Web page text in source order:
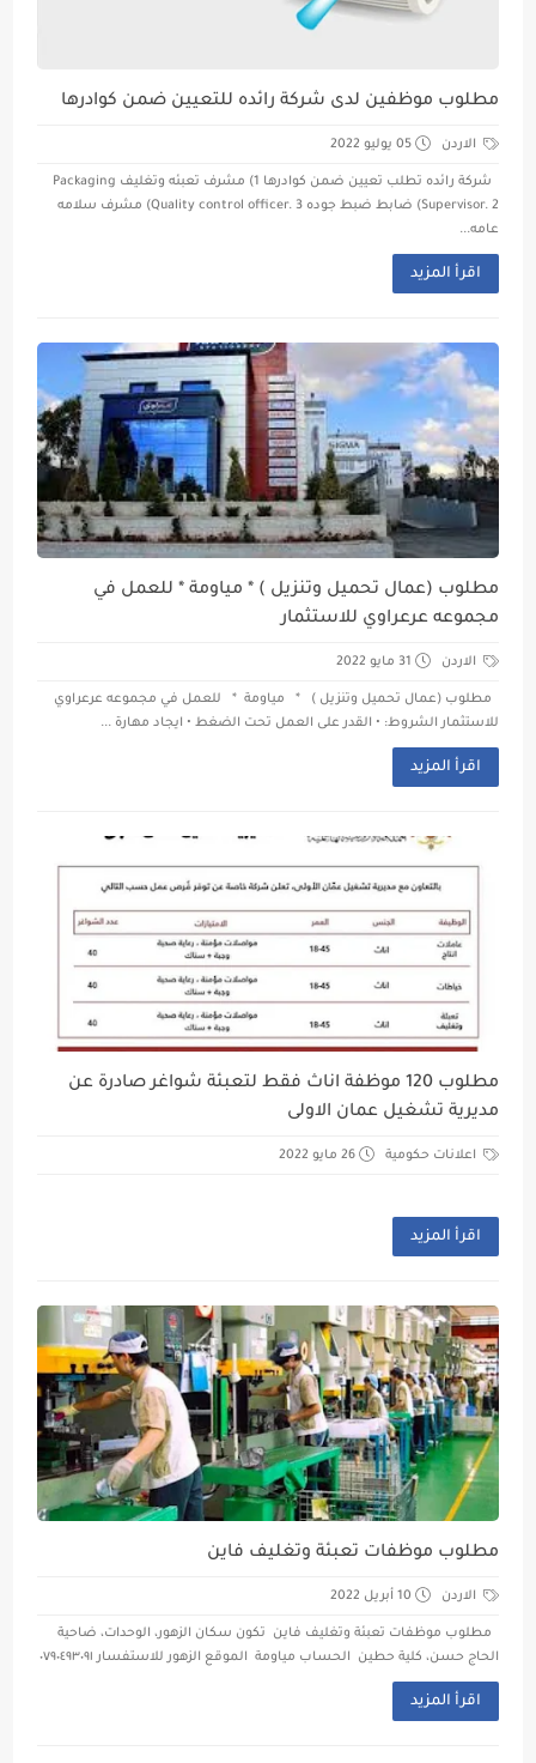
مطلوب موظفين لدى شركة رائده للتعيين ضمن كوادرها
الاردن 05 يوليو 2022
شركة رائده تطلب تعيين ضمن كوادرها 1) مشرف تعبئه وتغليف Packaging
Supervisor. 2) ضابط ضبط جوده Quality control officer. 3) مشرف سلامه
عامه...
اقرأ المزيد
مطلوب (عمال تحميل وتنزيل ) * مياومة * للعمل في
مجموعه عرعراوي للاستثمار
الاردن 31 مايو 2022
مطلوب (عمال تحميل وتنزيل ) * مياومة * للعمل في مجموعه عرعراوي
للاستثمار الشروط: • القدر على العمل تحت الضغط • ايجاد مهارة ...
اقرأ المزيد
مطلوب 120 موظفة اناث فقط لتعبئة شواغر صادرة عن
مديرية تشغيل عمان الاولى
اعلانات حكومية 26 مايو 2022
اقرأ المزيد
مطلوب موظفات تعبئة وتغليف فاين
الاردن 10 أبريل 2022
مطلوب موظفات تعبئة وتغليف فاين تكون سكان الزهور، الوحدات، ضاحية
الحاج حسن، كلية حطين الحساب مياومة الموقع الزهور للاستفسار ٠٧٩٠٤٩٣٠٩١
اقرأ المزيد